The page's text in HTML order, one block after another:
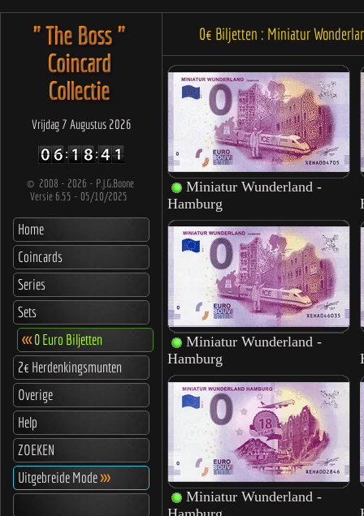
" The Boss "
Coincard
Collectie
Vrijdag 7 Augustus 2026
© 2008 - 2026 - P.J.G.Boone
Versie 6.55 - 05/10/2025
Home
Coincards
Series
Sets
<<<0 Euro Biljetten
2€ Herdenkingsmunten
Overige
Help
ZOEKEN
Uitgebreide Mode>>>
0€ Biljetten : Miniatur